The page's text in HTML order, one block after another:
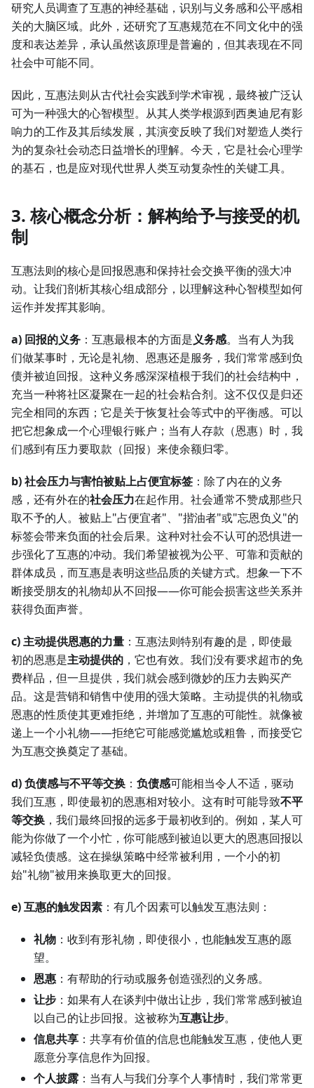
研究人员调查了互惠的神经基础，识别与义务感和公平感相
关的大脑区域。此外，还研究了互惠规范在不同文化中的强
度和表达差异，承认虽然该原理是普遍的，但其表现在不同
社会中可能不同。
因此，互惠法则从古代社会实践到学术审视，最终被广泛认
可为一种强大的心智模型。从其人类学根源到西奥迪尼有影
响力的工作及其后续发展，其演变反映了我们对塑造人类行
为的复杂社会动态日益增长的理解。今天，它是社会心理学
的基石，也是应对现代世界人类互动复杂性的关键工具。
3. 核心概念分析：解构给予与接受的机
制
互惠法则的核心是回报恩惠和保持社会交换平衡的强大冲
动。让我们剖析其核心组成部分，以理解这种心智模型如何
运作并发挥其影响。
a) 回报的义务 ：互惠最根本的方面是义务感。当有人为我
们做某事时，无论是礼物、恩惠还是服务，我们常常感到负
债并被迫回报。这种义务感深深植根于我们的社会结构中，
充当一种将社区凝聚在一起的社会粘合剂。这不仅仅是归还
完全相同的东西；它是关于恢复社会等式中的平衡感。可以
把它想象成一个心理银行账户；当有人存款（恩惠）时，我
们感到有压力要取款（回报）来使余额归零。
b) 社会压力与害怕被贴上占便宜标签 ：除了内在的义务
感，还有外在的社会压力在起作用。社会通常不赞成那些只
取不予的人。被贴上"占便宜者"、"揩油者"或"忘恩负义"的
标签会带来负面的社会后果。这种对社会不认可的恐惧进一
步强化了互惠的冲动。我们希望被视为公平、可靠和贡献的
群体成员，而互惠是表明这些品质的关键方式。想象一下不
断接受朋友的礼物却从不回报——你可能会损害这些关系并
获得负面声誉。
c) 主动提供恩惠的力量 ：互惠法则特别有趣的是，即使最
初的恩惠是主动提供的 ，它也有效。我们没有要求超市的免
费样品，但一旦提供，我们就会感到微妙的压力去购买产
品。这是营销和销售中使用的强大策略。主动提供的礼物或
恩惠的性质使其更难拒绝，并增加了互惠的可能性。就像被
递上一个小礼物——拒绝它可能感觉尴尬或粗鲁，而接受它
为互惠交换奠定了基础。
d) 负债感与不平等交换 ： 负债感可能相当令人不适，驱动
我们互惠，即使最初的恩惠相对较小。这有时可能导致不平
等交换 ，我们最终回报的远多于最初收到的。例如，某人可
能为你做了一个小忙，你可能感到被迫以更大的恩惠回报以
减轻负债感。这在操纵策略中经常被利用，一个小的初
始"礼物"被用来换取更大的回报。
e) 互惠的触发因素 ：有几个因素可以触发互惠法则：
礼物 ：收到有形礼物，即使很小，也能触发互惠的愿
望。
恩惠 ：有帮助的行动或服务创造强烈的义务感。
让步 ：如果有人在谈判中做出让步，我们常常感到被迫
以自己的让步回报。这被称为互惠让步。
信息共享 ：共享有价值的信息也能触发互惠，使他人更
愿意分享信息作为回报。
个人披露 ：当有人与我们分享个人事情时，我们常常更